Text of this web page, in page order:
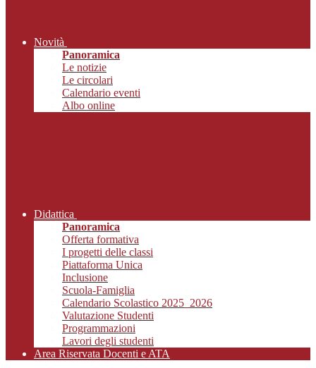
Novità
Panoramica
Le notizie
Le circolari
Calendario eventi
Albo online
Didattica
Panoramica
Offerta formativa
I progetti delle classi
Piattaforma Unica
Inclusione
Scuola-Famiglia
Calendario Scolastico 2025_2026
Valutazione Studenti
Programmazioni
Lavori degli studenti
Area Riservata Docenti e ATA